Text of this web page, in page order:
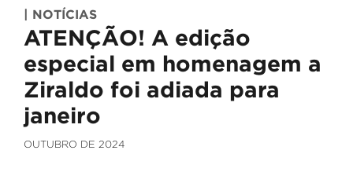
| NOTÍCIAS
ATENÇÃO! A edição
especial em homenagem a
Ziraldo foi adiada para
janeiro
OUTUBRO DE 2024